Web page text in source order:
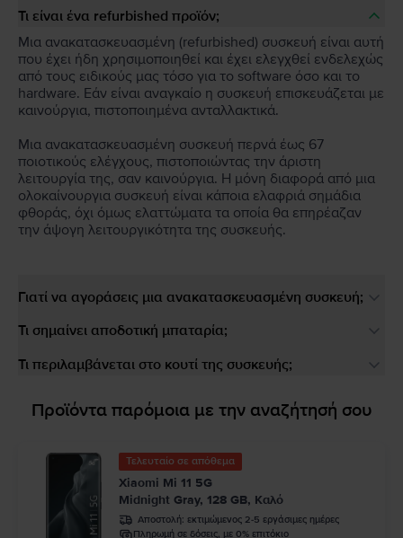
Τι είναι ένα refurbished προϊόν;
Μια ανακατασκευασμένη (refurbished) συσκευή είναι αυτή
που έχει ήδη χρησιμοποιηθεί και έχει ελεγχθεί ενδελεχώς
από τους ειδικούς μας τόσο για το software όσο και το
hardware. Εάν είναι αναγκαίο η συσκευή επισκευάζεται με
καινούργια, πιστοποιημένα ανταλλακτικά.
Μια ανακατασκευασμένη συσκευή περνά έως 67
ποιοτικούς ελέγχους, πιστοποιώντας την άριστη
λειτουργία της, σαν καινούργια. Η μόνη διαφορά από μια
ολοκαίνουργια συσκευή είναι κάποια ελαφριά σημάδια
φθοράς, όχι όμως ελαττώματα τα οποία θα επηρέαζαν
την άψογη λειτουργικότητα της συσκευής.
Γιατί να αγοράσεις μια ανακατασκευασμένη συσκευή;
Τι σημαίνει αποδοτική μπαταρία;
Τι περιλαμβάνεται στο κουτί της συσκευής;
Προϊόντα παρόμοια με την αναζήτησή σου
Τελευταίο σε απόθεμα
Xiaomi Mi 11 5G
Midnight Gray, 128 GB, Καλό
Αποστολή: εκτιμώμενος 2-5 εργάσιμες ημέρες
Πληρωμή σε δόσεις, με 0% επιτόκιο